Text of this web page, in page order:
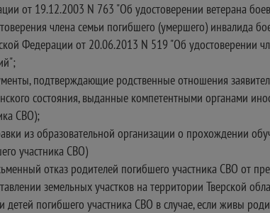
от 19.12.2003 N 763 "Об удостоверении ветерана
члена семьи погибшего (умершего) инвалида
Федерации от 20.06.2013 N 519 "Об удостоверении
подтверждающие родственные отношения
состояния, выданные компетентными органами
СВО);
из образовательной организации о прохождении
участника СВО)
отказ родителей погибшего участника СВО от
земельных участков на территории Тверской
детей погибшего участника СВО в случае, если живы